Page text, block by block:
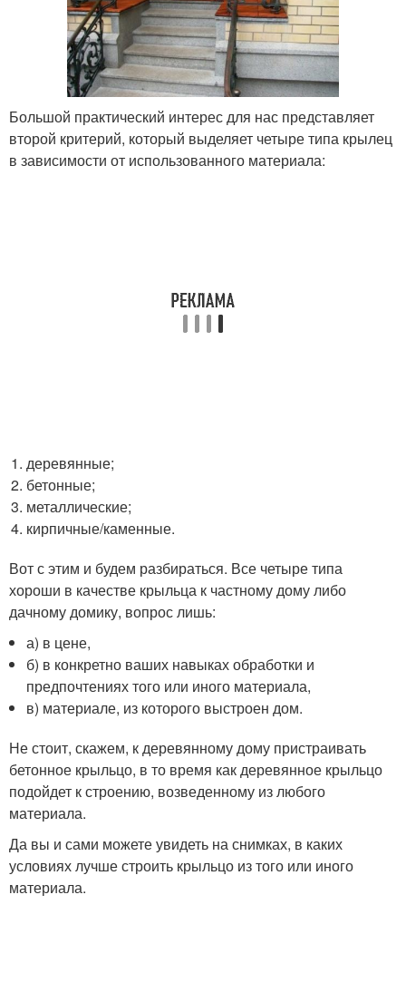
Большой практический интерес для нас представляет
второй критерий, который выделяет четыре типа крылец
в зависимости от использованного материала:
деревянные;
бетонные;
металлические;
кирпичные/каменные.
Вот с этим и будем разбираться. Все четыре типа
хороши в качестве крыльца к частному дому либо
дачному домику, вопрос лишь:
а) в цене,
б) в конкретно ваших навыках обработки и
предпочтениях того или иного материала,
в) материале, из которого выстроен дом.
Не стоит, скажем, к деревянному дому пристраивать
бетонное крыльцо, в то время как деревянное крыльцо
подойдет к строению, возведенному из любого
материала.
Да вы и сами можете увидеть на снимках, в каких
условиях лучше строить крыльцо из того или иного
материала.